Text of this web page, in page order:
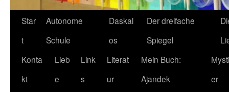
Star
t
Autonome
Schule
Daskal
os
Der dreifache
Spiegel
Konta
kt
Lieb
e
Link
s
Literat
ur
Mein Buch:
Ajandek
er